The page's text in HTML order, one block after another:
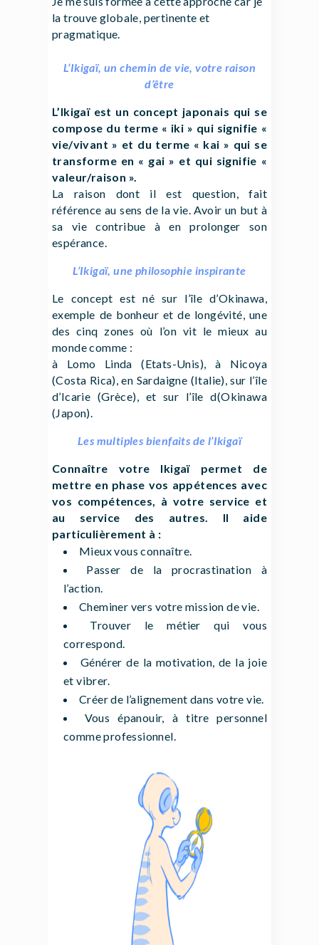
la trouve globale, pertinente et
pragmatique.
L’Ikigaï, un chemin de vie, votre raison
d’être
L’Ikigaï est un concept japonais qui se
compose du terme « iki » qui signifie «
vie/vivant » et du terme « kai » qui se
transforme en « gai » et qui signifie «
valeur/raison ».
La raison dont il est question, fait
référence au sens de la vie. Avoir un but à
sa vie contribue à en prolonger son
espérance.
L’Ikigaï, une philosophie inspirante
Le concept est né sur l’île d’Okinawa,
exemple de bonheur et de longévité, une
des cinq zones où l’on vit le mieux au
monde comme :
à Lomo Linda (Etats-Unis), à Nicoya
(Costa Rica), en Sardaigne (Italie), sur l’île
d’Icarie (Grèce), et sur l’île d(Okinawa
(Japon).
Les multiples bienfaits de l’Ikigaï
Connaître votre Ikigaï permet de
mettre en phase vos appétences avec
vos compétences, à votre service et
au service des autres. Il aide
particulièrement à :
Mieux vous connaître.
Passer de la procrastination à
l’action.
Cheminer vers votre mission de vie.
Trouver le métier qui vous
correspond.
Générer de la motivation, de la joie
et vibrer.
Créer de l’alignement dans votre vie.
Vous épanouir, à titre personnel
comme professionnel.